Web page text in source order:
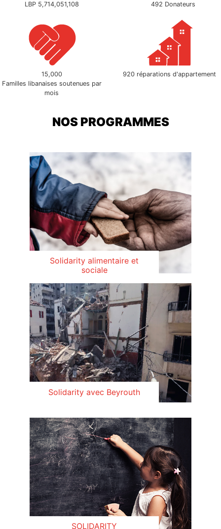
LBP 5,714,051,108 492 Donateurs
15,000
Familles libanaises soutenues par
mois
920 réparations d'appartement
NOS PROGRAMMES
Solidarity alimentaire et
sociale
Solidarity avec Beyrouth
SOLIDARITY